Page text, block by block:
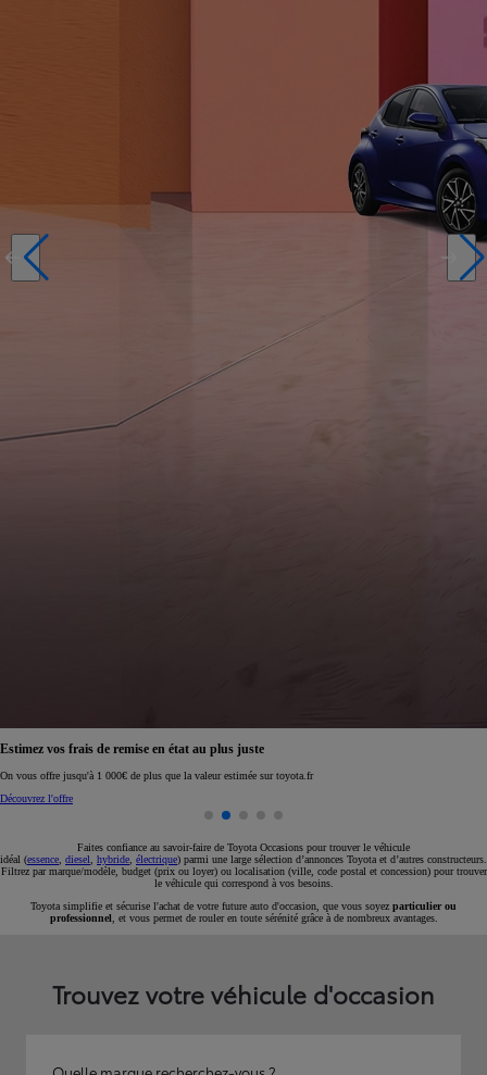
Réservez en ligne votre occasion pour 1€ seulement
Réservez en ligne
Faites confiance au savoir-faire de Toyota Occasions pour trouver le véhicule
idéal (essence diesel hybride électrique) parmi une large sélection d’annonces Toyota et d’autres constructeurs.
Filtrez par marque/modèle, budget (prix ou loyer) ou localisation (ville, code postal et concession) pour trouver
le véhicule qui correspond à vos besoins.
Toyota simplifie et sécurise l'achat de votre future auto d'occasion, que vous soyez particulier ou
professionnel , et vous permet de rouler en toute sérénité grâce à de nombreux avantages.
Trouvez votre véhicule d'occasion